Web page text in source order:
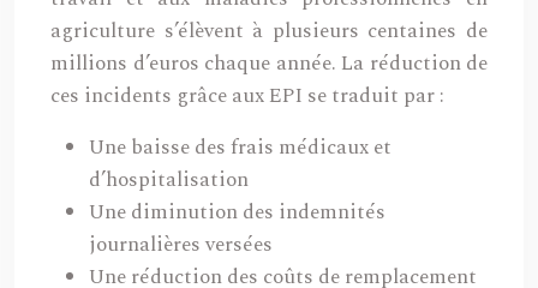
agriculture s’élèvent à plusieurs centaines de
millions d’euros chaque année. La réduction de
ces incidents grâce aux EPI se traduit par :
Une baisse des frais médicaux et
d’hospitalisation
Une diminution des indemnités
journalières versées
Une réduction des coûts de remplacement